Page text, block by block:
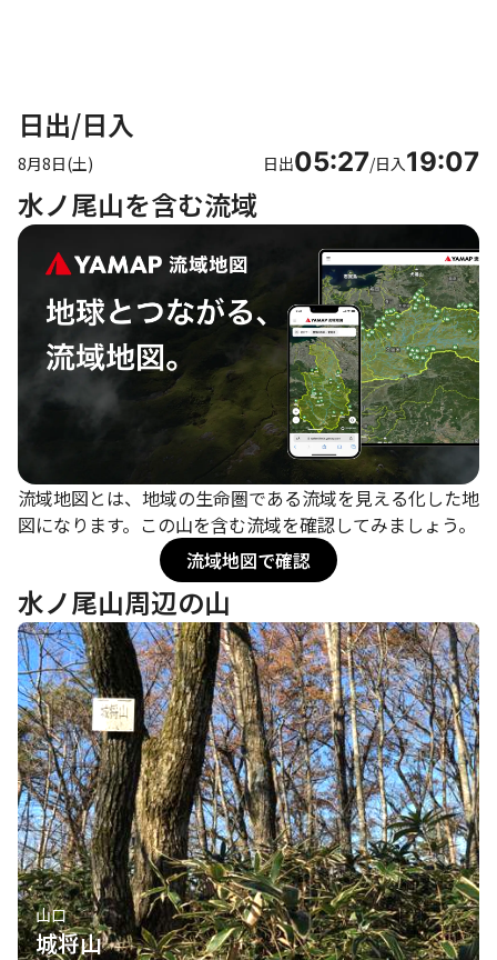
日出/日入
8月8日(土) 日出05:27/日入19:07
水ノ尾山を含む流域
流域地図とは、地域の生命圏である流域を見える化した地
図になります。この山を含む流域を確認してみましょう。
流域地図で確認
水ノ尾山周辺の山
山口
城将山